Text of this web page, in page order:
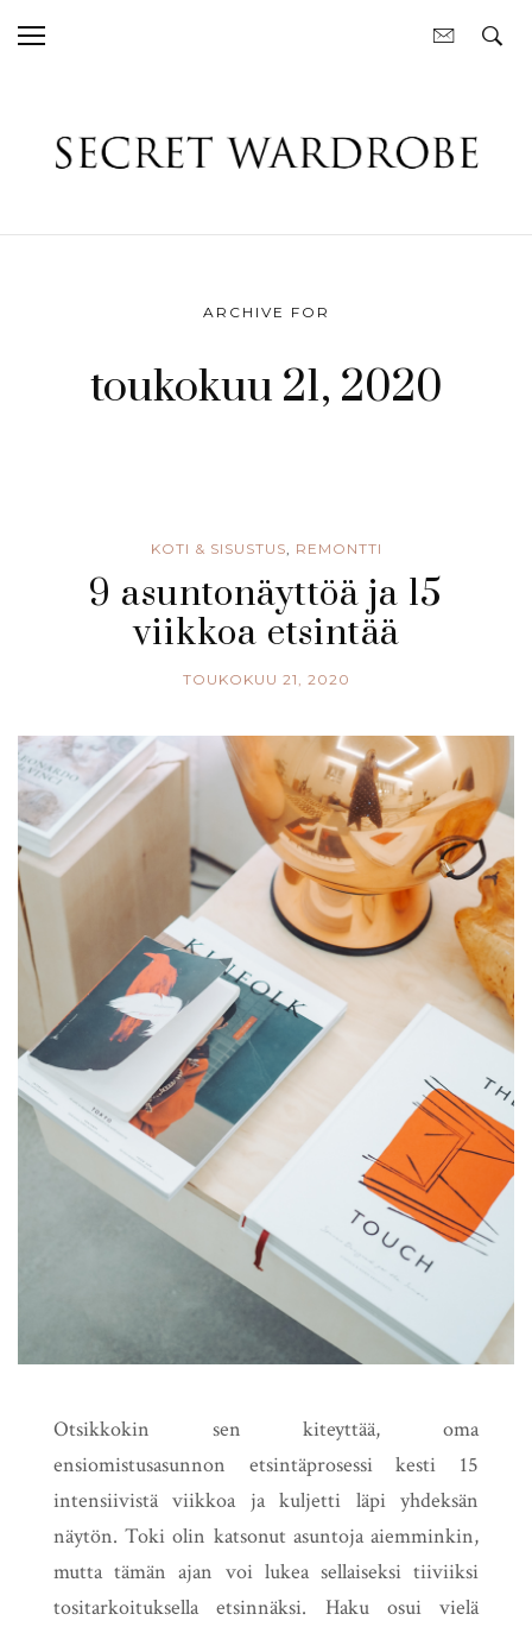
ARCHIVE FOR
toukokuu 21, 2020
KOTI & SISUSTUS REMONTTI
9 asuntonäyttöä ja 15
viikkoa etsintää
TOUKOKUU 21, 2020
Otsikkokin sen kiteyttää, oma
ensiomistusasunnon etsintäprosessi kesti 15
intensiivistä viikkoa ja kuljetti läpi yhdeksän
näytön. Toki olin katsonut asuntoja aiemminkin,
mutta tämän ajan voi lukea sellaiseksi tiiviiksi
tositarkoituksella etsinnäksi. Haku osui vielä